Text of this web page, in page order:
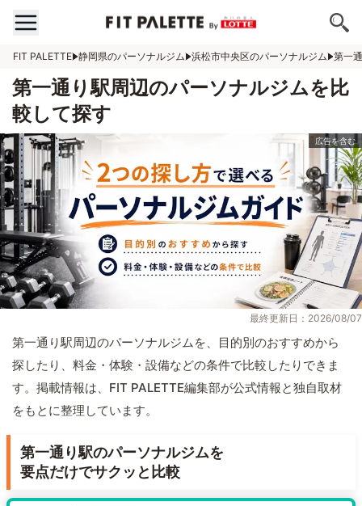
FIT PALETTE 静岡県のパーソナルジム 浜松市中央区のパーソナルジム 第一
第一通り駅周辺のパーソナルジムを比
較して探す
最終更新日：2026/08/07
第一通り駅周辺のパーソナルジムを、目的別のおすすめから
探したり、料金・体験・設備などの条件で比較したりできま
す。掲載情報は、FIT PALETTE編集部が公式情報と独自取材
をもとに整理しています。
第一通り駅のパーソナルジムを
要点だけでサクッと比較